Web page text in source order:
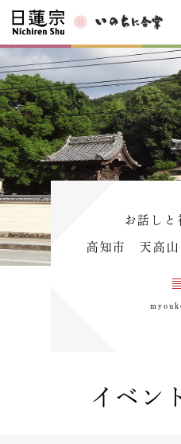
お話しと
高知市 天高山
イベン